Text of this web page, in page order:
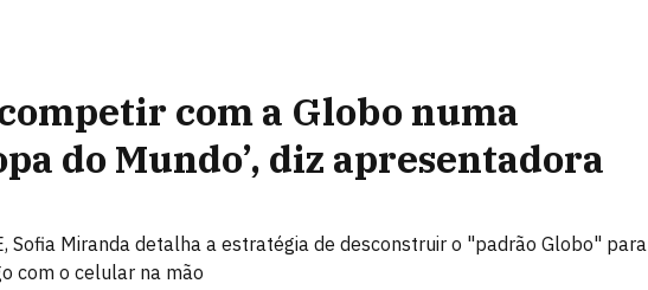
com a Globo numa
do Mundo’, diz apresentadora
Sofia Miranda detalha a estratégia de desconstruir o "padrão Globo" para
com o celular na mão